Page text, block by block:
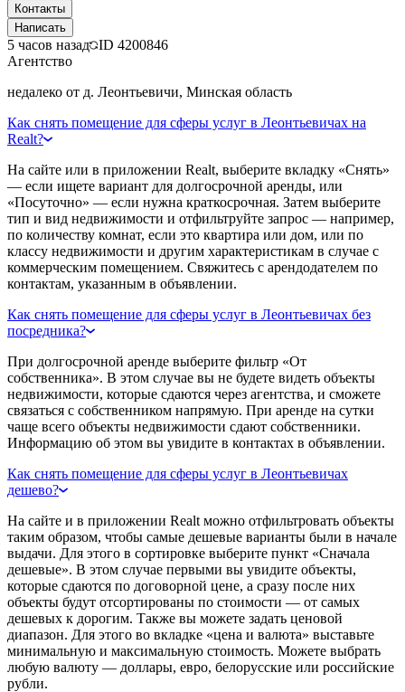
Контакты
Написать
5 часов назад ID 4200846
Агентство
недалеко от д. Леонтьевичи, Минская область
Как снять помещение для сферы услуг в Леонтьевичах на
Realt?
На сайте или в приложении Realt, выберите вкладку «Снять»
— если ищете вариант для долгосрочной аренды, или
«Посуточно» — если нужна краткосрочная. Затем выберите
тип и вид недвижимости и отфильтруйте запрос — например,
по количеству комнат, если это квартира или дом, или по
классу недвижимости и другим характеристикам в случае с
коммерческим помещением. Свяжитесь с арендодателем по
контактам, указанным в объявлении.
Как снять помещение для сферы услуг в Леонтьевичах без
посредника?
При долгосрочной аренде выберите фильтр «От
собственника». В этом случае вы не будете видеть объекты
недвижимости, которые сдаются через агентства, и сможете
связаться с собственником напрямую. При аренде на сутки
чаще всего объекты недвижимости сдают собственники.
Информацию об этом вы увидите в контактах в объявлении.
Как снять помещение для сферы услуг в Леонтьевичах
дешево?
На сайте и в приложении Realt можно отфильтровать объекты
таким образом, чтобы самые дешевые варианты были в начале
выдачи. Для этого в сортировке выберите пункт «Сначала
дешевые». В этом случае первыми вы увидите объекты,
которые сдаются по договорной цене, а сразу после них
объекты будут отсортированы по стоимости — от самых
дешевых к дорогим. Также вы можете задать ценовой
диапазон. Для этого во вкладке «цена и валюта» выставьте
минимальную и максимальную стоимость. Можете выбрать
любую валюту — доллары, евро, белорусские или российские
рубли.